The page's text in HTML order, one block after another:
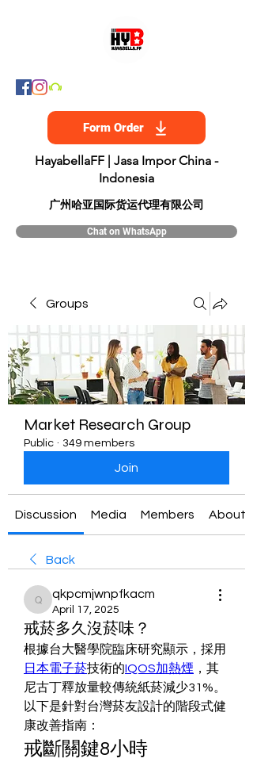
Form Order
HayabellaFF | Jasa Impor China -
Indonesia
​广州哈亚国际货运代理有限公司
Chat on WhatsApp
Groups
Market Research Group
Public · 349 members
Join
Discussion Media Members About
Back
qkpcmjwnpfkacm
qkpcmjwnpfkacm
April 17, 2025
戒菸多久沒菸味？
根據台大醫學院臨床研究顯示，採用
日本電子菸技術的IQOS加熱煙 ，其
尼古丁釋放量較傳統紙菸減少31%。
以下是針對台灣菸友設計的階段式健
康改善指南：
戒斷關鍵8小時